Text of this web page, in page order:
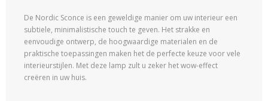
De Nordic Sconce is een geweldige manier om uw interieur een
subtiele, minimalistische touch te geven. Het strakke en
eenvoudige ontwerp, de hoogwaardige materialen en de
praktische toepassingen maken het de perfecte keuze voor vele
interieurstijlen. Met deze lamp zult u zeker het wow-effect
creëren in uw huis.